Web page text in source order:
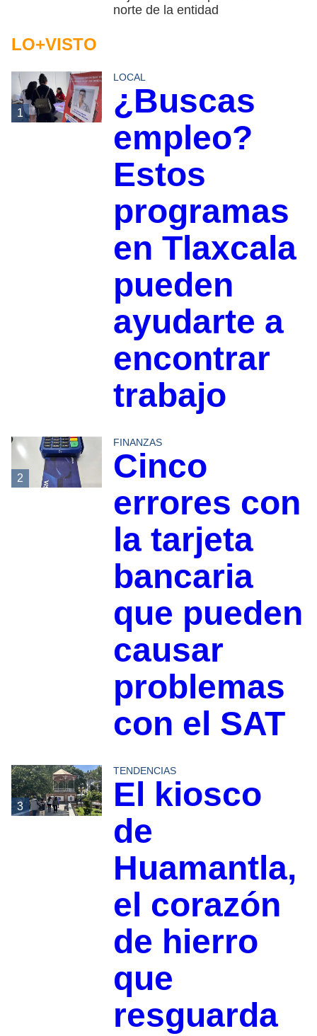
norte de la entidad
LO+VISTO
1
LOCAL
¿Buscas
empleo?
Estos
programas
en Tlaxcala
pueden
ayudarte a
encontrar
trabajo
2
FINANZAS
Cinco
errores con
la tarjeta
bancaria
que pueden
causar
problemas
con el SAT
3
TENDENCIAS
El kiosco
de
Huamantla,
el corazón
de hierro
que
resguarda